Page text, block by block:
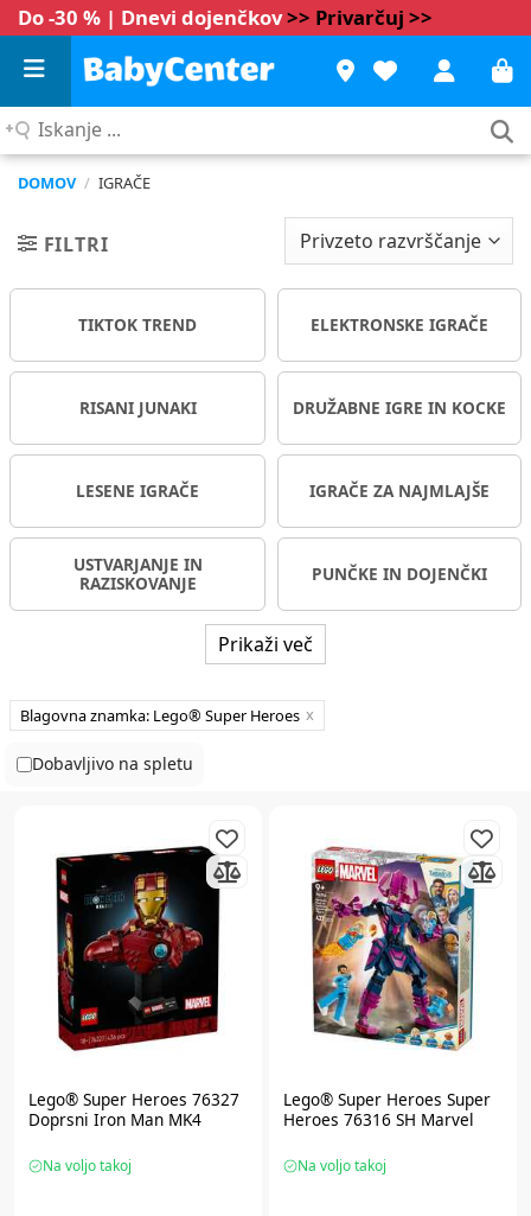
Do -30 % | Dnevi dojenčkov>> Privarčuj >>
Iskanje
DOMOV / IGRAČE
FILTRI
TIKTOK TREND ELEKTRONSKE IGRAČE
RISANI JUNAKI DRUŽABNE IGRE IN KOCKE
LESENE IGRAČE IGRAČE ZA NAJMLAJŠE
USTVARJANJE IN
RAZISKOVANJE
PUNČKE IN DOJENČKI
Prikaži več
Blagovna znamka: Lego® Super Heroes
Dobavljivo na spletu
Lego® Super Heroes 76327
Doprsni Iron Man MK4
Na voljo takoj
Lego® Super Heroes Super
Heroes 76316 SH Marvel
Na voljo takoj